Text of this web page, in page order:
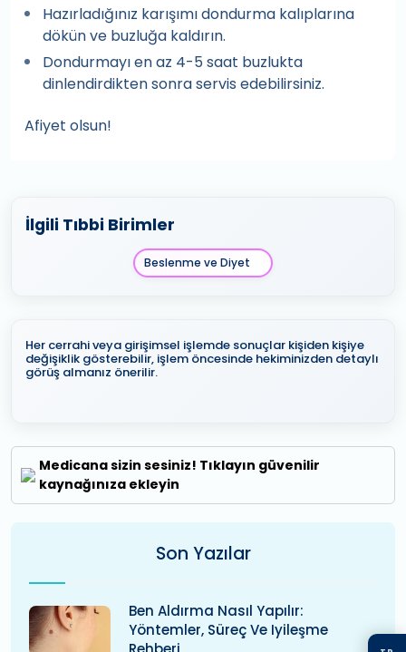
Hazırladığınız karışımı dondurma kalıplarına
dökün ve buzluğa kaldırın.
Dondurmayı en az 4-5 saat buzlukta
dinlendirdikten sonra servis edebilirsiniz.
Afiyet olsun!
İlgili Tıbbi Birimler
Beslenme ve Diyet
Her cerrahi veya girişimsel işlemde sonuçlar kişiden kişiye
değişiklik gösterebilir, işlem öncesinde hekiminizden detaylı
görüş almanız önerilir.
Medicana sizin sesiniz! Tıklayın güvenilir
kaynağınıza ekleyin
Son Yazılar
Ben Aldırma Nasıl Yapılır:
Yöntemler, Süreç Ve Iyileşme